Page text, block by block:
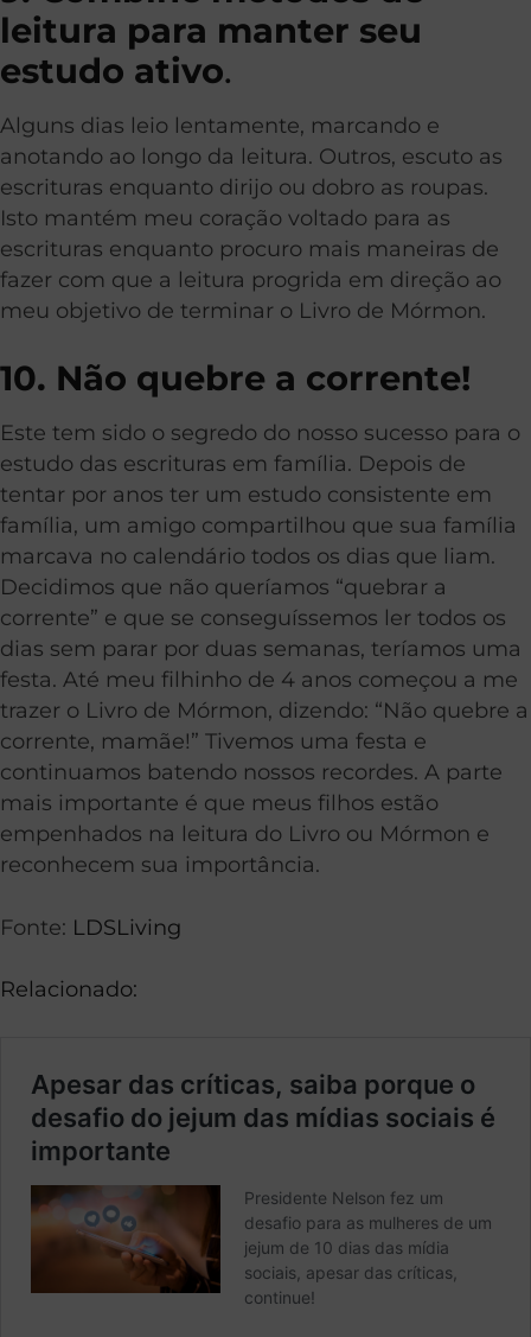
leitura para manter seu
estudo ativo.
Alguns dias leio lentamente, marcando e
anotando ao longo da leitura. Outros, escuto as
escrituras enquanto dirijo ou dobro as roupas.
Isto mantém meu coração voltado para as
escrituras enquanto procuro mais maneiras de
fazer com que a leitura progrida em direção ao
meu objetivo de terminar o Livro de Mórmon.
10. Não quebre a corrente!
Este tem sido o segredo do nosso sucesso para o
estudo das escrituras em família. Depois de
tentar por anos ter um estudo consistente em
família, um amigo compartilhou que sua família
marcava no calendário todos os dias que liam.
Decidimos que não queríamos “quebrar a
corrente” e que se conseguíssemos ler todos os
dias sem parar por duas semanas, teríamos uma
festa. Até meu filhinho de 4 anos começou a me
trazer o Livro de Mórmon, dizendo: “Não quebre a
corrente, mamãe!” Tivemos uma festa e
continuamos batendo nossos recordes. A parte
mais importante é que meus filhos estão
empenhados na leitura do Livro ou Mórmon e
reconhecem sua importância.
Fonte: LDSLiving
Relacionado: